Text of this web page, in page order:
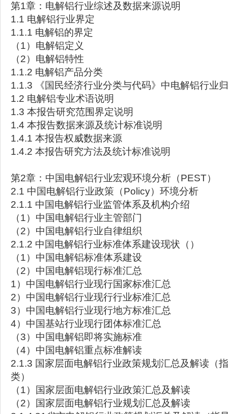
第1章：电解铝行业综述及数据来源说明
1.1 电解铝行业界定
1.1.1 电解铝的界定
（1）电解铝定义
（2）电解铝特性
1.1.2 电解铝产品分类
1.1.3 《国民经济行业分类与代码》中电解铝行业
1.2 电解铝专业术语说明
1.3 本报告研究范围界定说明
1.4 本报告数据来源及统计标准说明
1.4.1 本报告权威数据来源
1.4.2 本报告研究方法及统计标准说明
第2章：中国电解铝行业宏观环境分析（PEST）
2.1 中国电解铝行业政策（Policy）环境分析
2.1.1 中国电解铝行业监管体系及机构介绍
（1）中国电解铝行业主管部门
（2）中国电解铝行业自律组织
2.1.2 中国电解铝行业标准体系建设现状（）
（1）中国电解铝标准体系建设
（2）中国电解铝现行标准汇总
1）中国电解铝行业现行国家标准汇总
2）中国电解铝行业现行行业标准汇总
3）中国电解铝行业现行地方标准汇总
4）中国基站行业现行团体标准汇总
（3）中国电解铝即将实施标准
（4）中国电解铝重点标准解读
2.1.3 国家层面电解铝行业政策规划汇总及解读（
类）
（1）国家层面电解铝行业政策汇总及解读
（2）国家层面电解铝行业规划汇总及解读